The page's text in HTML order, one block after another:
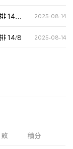
14/8
2025-08-14
14/8 2025-08-14
敗 積分